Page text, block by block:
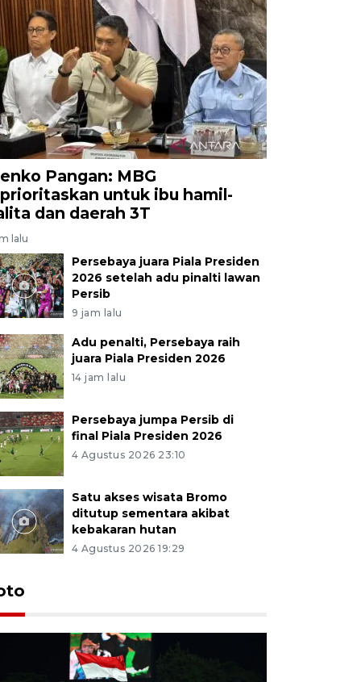
Pangan: MBG
untuk ibu hamil-
dan daerah 3T
lalu
Persebaya juara Piala Presiden
2026 setelah adu pinalti lawan
Persib
9 jam lalu
Adu penalti, Persebaya raih
juara Piala Presiden 2026
14 jam lalu
Persebaya jumpa Persib di
final Piala Presiden 2026
4 Agustus 2026 23:10
Satu akses wisata Bromo
ditutup sementara akibat
kebakaran hutan
4 Agustus 2026 19:29